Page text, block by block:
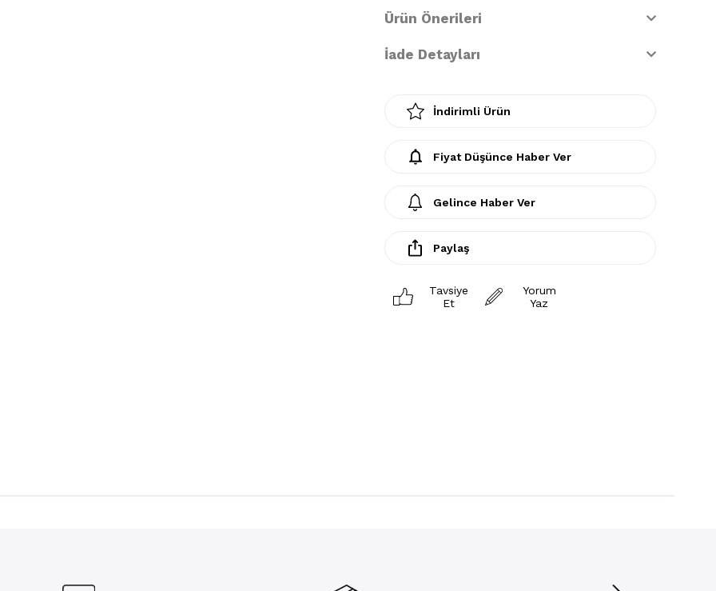
Ürün Önerileri
İade Detayları
İndirimli Ürün
Fiyat Düşünce Haber Ver
Gelince Haber Ver
Paylaş
Tavsiye
Et
Yorum
Yaz